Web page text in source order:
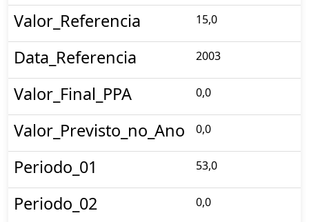
Valor_Referencia 15,0
Data_Referencia 2003
Valor_Final_PPA 0,0
Valor_Previsto_no_Ano 0,0
Periodo_01 53,0
Periodo_02 0,0